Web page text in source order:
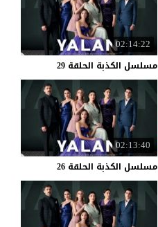
02:14:22
مسلسل الكذبة الحلقة 29
02:13:40
مسلسل الكذبة الحلقة 26